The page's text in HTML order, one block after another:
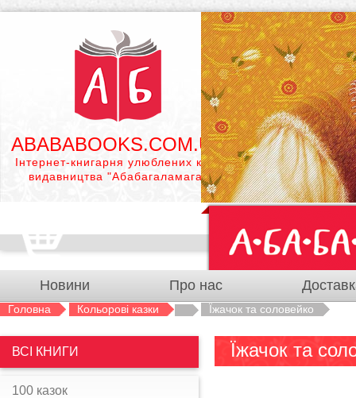
ABABABOOKS.COM.UA
Інтернет-книгарня улюблених книг
видавництва "Абабагаламага"
Новини Про нас
Головна Кольорові казки Їжачок та соловейко
Їжачок та
ВСІ КНИГИ
100 казок